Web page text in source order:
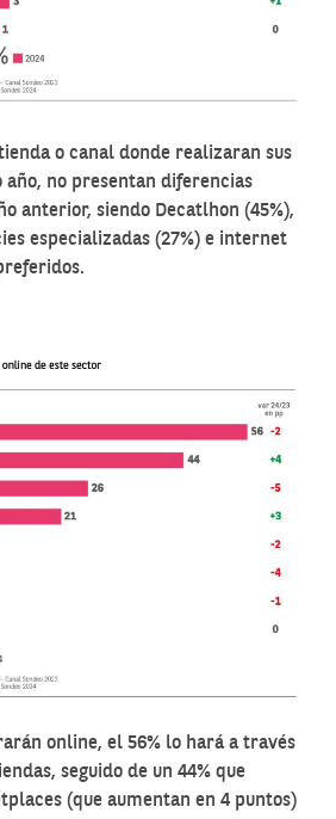
o canal donde realizaran sus
no presentan diferencias
anterior, siendo Decatlhon (45%),
especializadas (27%) e internet
online, el 56% lo hará a través
seguido de un 44% que
(que aumentan en 4 puntos)